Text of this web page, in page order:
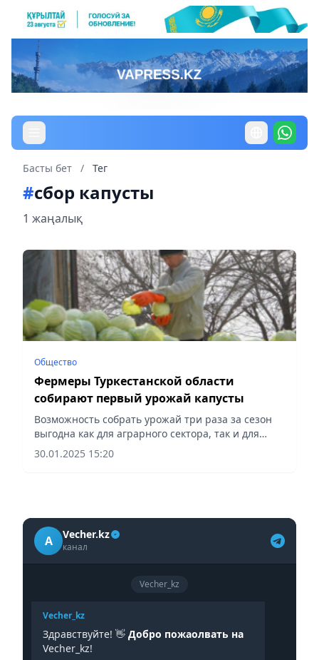
Басты бет / Тег
#сбор капусты
1 жаңалық
Общество
Фермеры Туркестанской области
собирают первый урожай капусты
Возможность собрать урожай три раза за сезон
выгодна как для аграрного сектора, так и для
фермеров, сообщает Vecher.kz..
30.01.2025 15:20
A Vecher.kz
канал
Vecher_kz
Vecher_kz
Здравствуйте! 👋 Добро пожаолвать на
Vecher_kz!